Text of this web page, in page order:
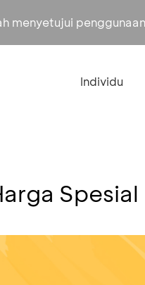
menyetujui
Individu
Spesial